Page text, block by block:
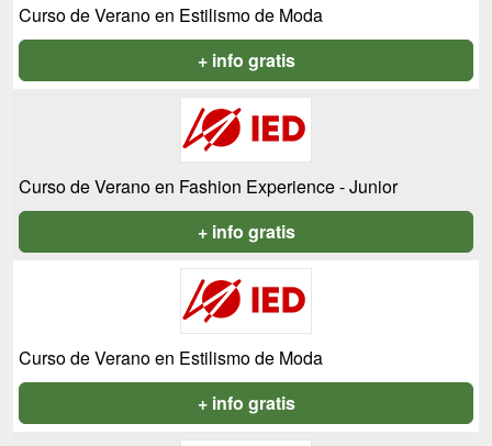
Curso de Verano en Estilismo de Moda
+ info gratis
Curso de Verano en Fashion Experience - Junior
+ info gratis
Curso de Verano en Estilismo de Moda
+ info gratis